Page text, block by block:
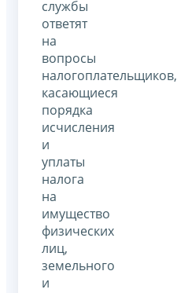
службы
ответят
на
вопросы
налогоплательщиков,
касающиеся
порядка
исчисления
и
уплаты
налога
на
имущество
физических
лиц,
земельного
и